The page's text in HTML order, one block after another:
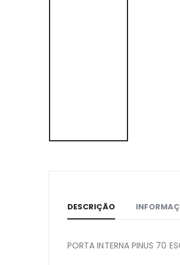
DESCRIÇÃO
PORTA INTERNA PINUS 70